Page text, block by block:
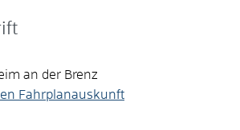
an der Brenz
Fahrplanauskunft